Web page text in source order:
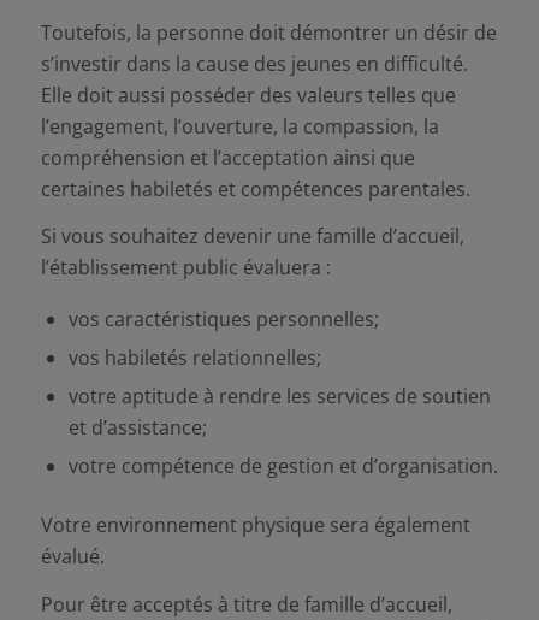
Toutefois, la personne doit démontrer un désir de
s’investir dans la cause des jeunes en difficulté.
Elle doit aussi posséder des valeurs telles que
l’engagement, l’ouverture, la compassion, la
compréhension et l’acceptation ainsi que
certaines habiletés et compétences parentales.
Si vous souhaitez devenir une famille d’accueil,
l’établissement public évaluera :
vos caractéristiques personnelles;
vos habiletés relationnelles;
votre aptitude à rendre les services de soutien
et d’assistance;
votre compétence de gestion et d’organisation.
Votre environnement physique sera également
évalué.
Pour être acceptés à titre de famille d’accueil,